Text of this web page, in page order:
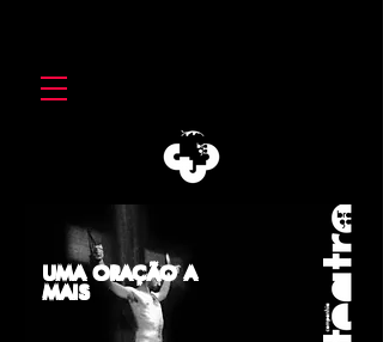
UMA ORAÇÃO A
MAIS